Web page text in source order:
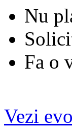
Nu
Fa o
Vezi